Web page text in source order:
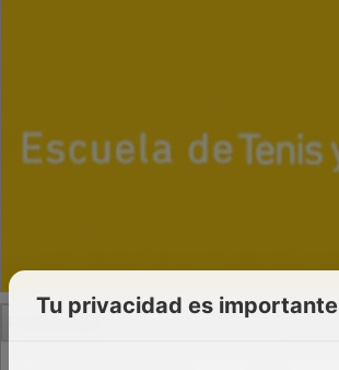
PUBLICIDAD
Tu privacidad es importante